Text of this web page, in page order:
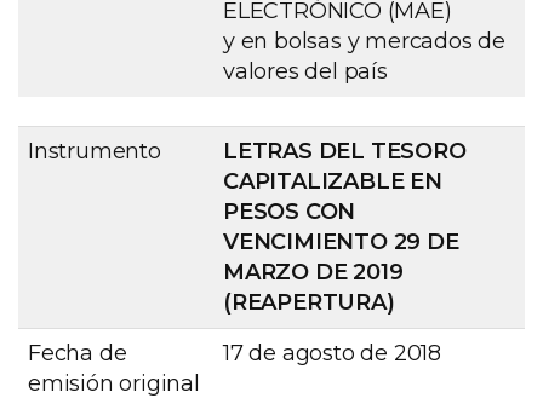
ELECTRÓNICO (MAE)
y en bolsas y mercados de
valores del país
Instrumento
LETRAS DEL TESORO
CAPITALIZABLE EN
PESOS CON
VENCIMIENTO 29 DE
MARZO DE 2019
(REAPERTURA)
Fecha de
emisión original
17 de agosto de 2018